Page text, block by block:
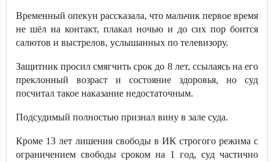
Временный опекун рассказала, что мальчик первое время
не шёл на контакт, плакал ночью и до сих пор боится
салютов и выстрелов, услышанных по телевизору.
Защитник просил смягчить срок до 8 лет, ссылаясь на его
преклонный возраст и состояние здоровья, но суд
посчитал такое наказание недостаточным.
Подсудимый полностью признал вину в зале суда.
Кроме 13 лет лишения свободы в ИК строгого режима с
ограничением свободы сроком на 1 год, суд частично